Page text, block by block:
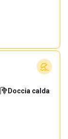
Doccia calda·